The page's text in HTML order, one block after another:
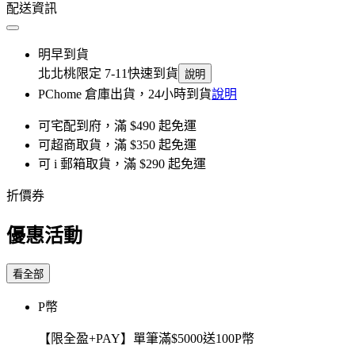
配送資訊
明早到貨
北北桃限定 7-11快速到貨 說明
PChome 倉庫出貨，24小時到貨說明
可宅配到府，滿 $490 起免運
可超商取貨，滿 $350 起免運
可 i 郵箱取貨，滿 $290 起免運
折價券
優惠活動
看全部
P幣
【限全盈+PAY】單筆滿$5000送100P幣